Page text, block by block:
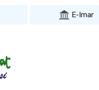
E-Imar